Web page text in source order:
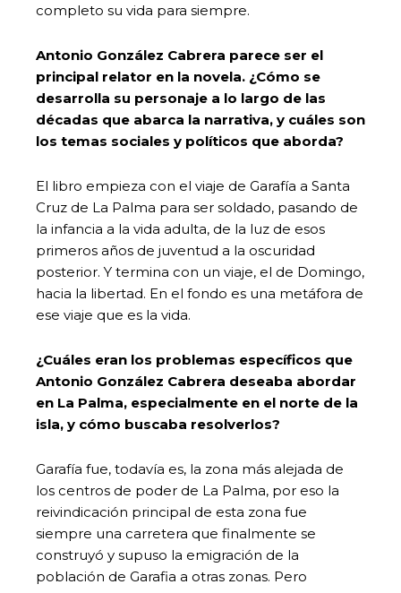
completo su vida para siempre.
Antonio González Cabrera parece ser el
principal relator en la novela. ¿Cómo se
desarrolla su personaje a lo largo de las
décadas que abarca la narrativa, y cuáles son
los temas sociales y políticos que aborda?
El libro empieza con el viaje de Garafía a Santa
Cruz de La Palma para ser soldado, pasando de
la infancia a la vida adulta, de la luz de esos
primeros años de juventud a la oscuridad
posterior. Y termina con un viaje, el de Domingo,
hacia la libertad. En el fondo es una metáfora de
ese viaje que es la vida.
¿Cuáles eran los problemas específicos que
Antonio González Cabrera deseaba abordar
en La Palma, especialmente en el norte de la
isla, y cómo buscaba resolverlos?
Garafía fue, todavía es, la zona más alejada de
los centros de poder de La Palma, por eso la
reivindicación principal de esta zona fue
siempre una carretera que finalmente se
construyó y supuso la emigración de la
población de Garafia a otras zonas. Pero